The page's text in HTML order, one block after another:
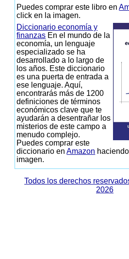
Puedes comprar este libro en
click en la imagen.
Diccionario economía y
finanzas En el mundo de la
economía, un lenguaje
especializado se ha
desarrollado a lo largo de
los años. Este diccionario
es una puerta de entrada a
ese lenguaje. Aquí,
encontrarás más de 1200
definiciones de términos
económicos clave que te
ayudarán a desentrañar los
misterios de este campo a
menudo complejo.
Puedes comprar este
diccionario enAmazon
imagen.
Todos los derechos
2026